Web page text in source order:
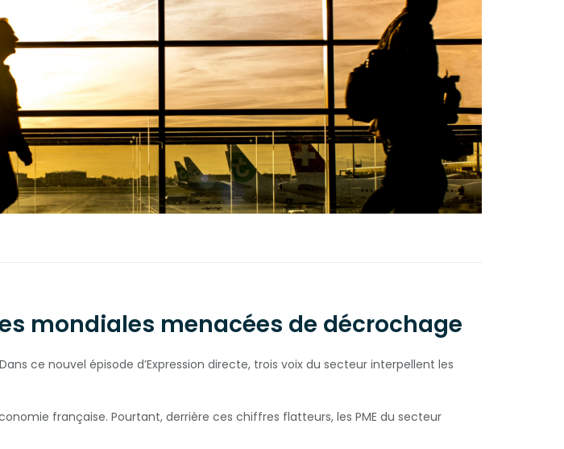
mondiales menacées de décrochage
ce nouvel épisode d’Expression directe, trois voix du secteur interpellent les
française. Pourtant, derrière ces chiffres flatteurs, les PME du secteur